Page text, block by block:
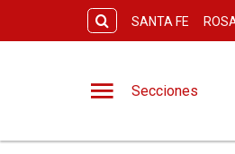
SANTA FE
Secciones